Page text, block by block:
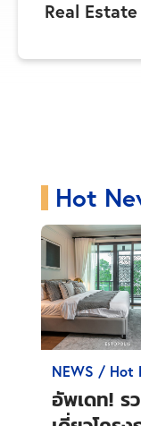
Real
NEWS All
Hot
NEWS / Hot
อัพเดท! ร